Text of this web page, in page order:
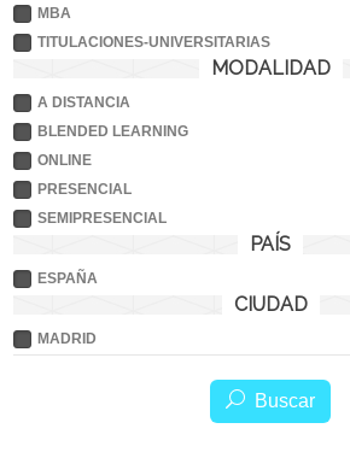
MBA
TITULACIONES-UNIVERSITARIAS
MODALIDAD
A DISTANCIA
BLENDED LEARNING
ONLINE
PRESENCIAL
SEMIPRESENCIAL
PAÍS
ESPAÑA
CIUDAD
MADRID
Buscar